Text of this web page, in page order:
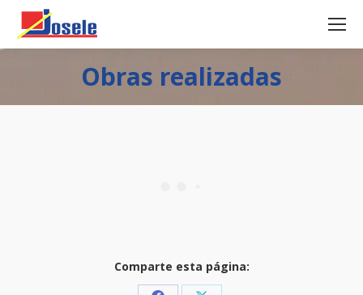
Obras realizadas
Comparte esta página: